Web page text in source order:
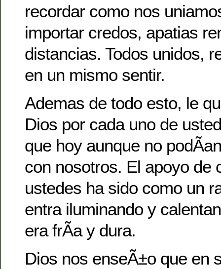
recordar como nos
importar credos, apatias
distancias. Todos unidos,
en un mismo sentir.
Ademas de todo esto, le
Dios por cada uno de
que hoy aunque no
con nosotros. El apoyo de
ustedes ha sido como un
entra iluminando y
era frÃ­a y dura.
Dios nos enseÃ±o que en